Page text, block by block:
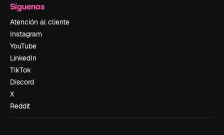
Síguenos
Atención al cliente
Instagram
YouTube
LinkedIn
TikTok
Discord
X
Reddit